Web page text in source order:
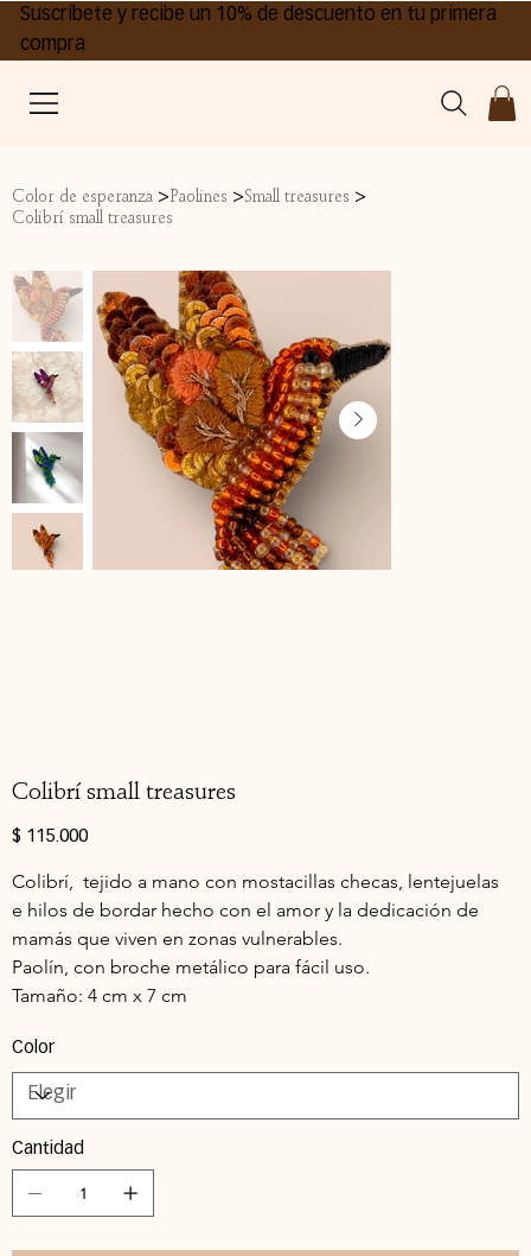
Suscríbete y recibe un 10% de descuento en tu primera
compra
Color de esperanza > Paolines >Small treasures >
Colibrí small treasures
Colibrí small treasures
Precio
$ 115.000
Colibrí,  tejido a mano con mostacillas checas, lentejuelas
e hilos de bordar hecho con el amor y la dedicación de
mamás que viven en zonas vulnerables.
Paolín, con broche metálico para fácil uso.
Tamaño: 4 cm x 7 cm
Color
Cantidad